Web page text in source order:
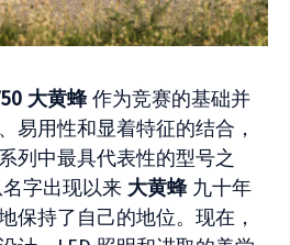
大黄蜂作为竞赛的基础并
易用性和显着特征的结合，
列中最具代表性的型号之
字出现以来 大黄蜂九十年
保持了自己的地位。现在，